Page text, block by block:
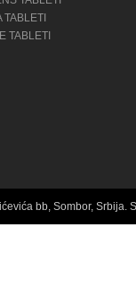
TABLETI
TABLETI
bb, Sombor, Srbija.